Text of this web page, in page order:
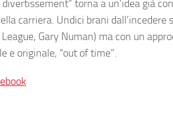
torna a un’idea già
carriera. Undici brani dall’incedere
Gary Numan) ma con un
e originale, “out of time”.